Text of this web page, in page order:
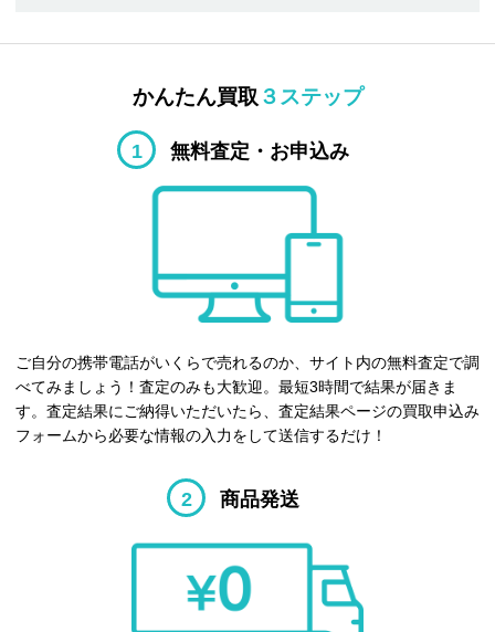
かんたん買取 ３ステップ
1 無料査定・お申込み
ご自分の携帯電話がいくらで売れるのか、サイト内の無料査定で調
べてみましょう！査定のみも大歓迎。最短3時間で結果が届きま
す。査定結果にご納得いただいたら、査定結果ページの買取申込み
フォームから必要な情報の入力をして送信するだけ！
2 商品発送